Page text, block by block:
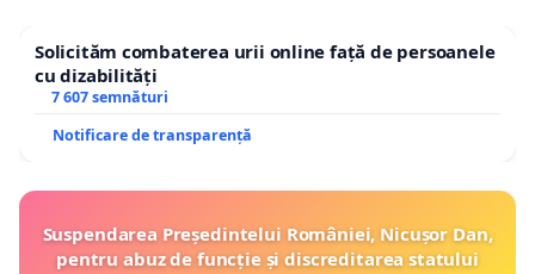
Solicităm combaterea urii online față de persoanele
cu dizabilități
7 607 semnături
Notificare de transparență
Suspendarea Președintelui României, Nicușor Dan,
pentru abuz de funcție și discreditarea statului